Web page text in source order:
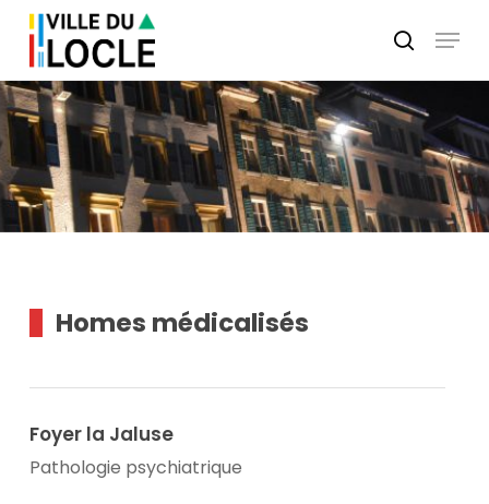
Skip
main
content
search
Menu
Homes médicalisés
Foyer la Jaluse
Pathologie psychiatrique
Menu